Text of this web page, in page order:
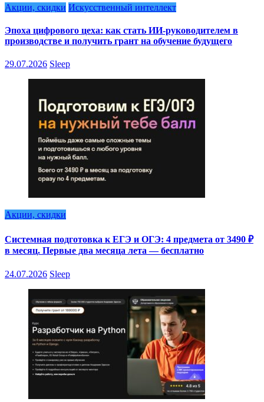
Акции, скидки Искусственный интеллект
Эпоха цифрового цеха: как стать ИИ-руководителем в
производстве и получить грант на обучение будущего
29.07.2026 Sleep
Акции, скидки
Системная подготовка к ЕГЭ и ОГЭ: 4 предмета от 3490 ₽
в месяц. Первые два месяца лета — бесплатно
24.07.2026 Sleep